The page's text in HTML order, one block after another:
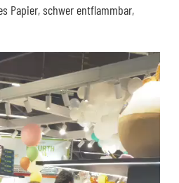
Papier, schwer entflammbar,